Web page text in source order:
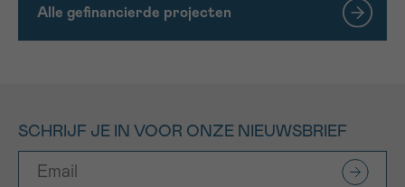
Alle gefinancierde projecten
SCHRIJF JE IN VOOR ONZE NIEUWSBRIEF